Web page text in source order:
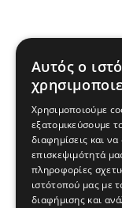
Αυτός ο
Χρησιμοποιούμε
εξατομικεύσουμε
διαφημίσεις και
επισκεψιμότητά
πληροφορίες
ιστότοπού μας με
διαφήμισης και